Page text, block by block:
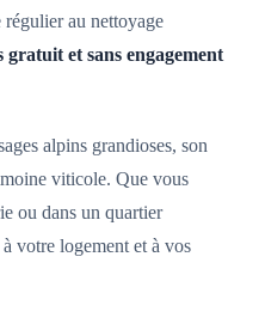
au nettoyage
gratuit et sans engagement
alpins grandioses, son
viticole. Que vous
ou dans un quartier
votre logement et à vos